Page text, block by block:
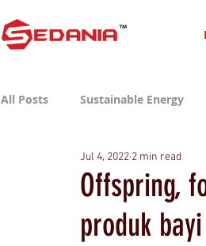
All Posts Sustainable Energy
Sustainable Consumer Tech
Offspring,
produk
Jul 4, 2022 2 min read